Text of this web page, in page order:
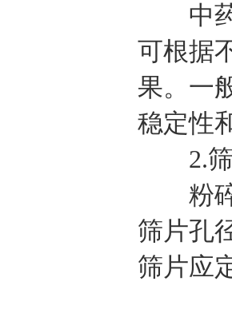
中药
可根据
果。一
稳定性
2.筛
粉碎
筛片孔
筛片应